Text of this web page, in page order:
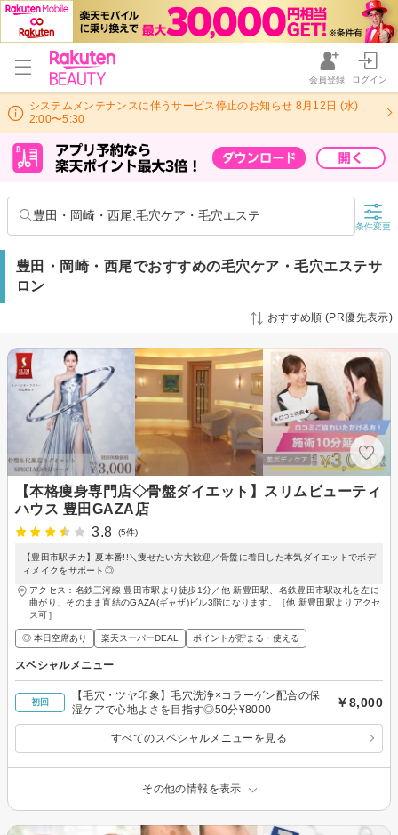
会員登録 ログイン
システムメンテナンスに伴うサービス停止のお知らせ 8月12日 (水)
2:00〜5:30
豊田・岡崎・西尾,毛穴ケア・毛穴エステ
条件変更
豊田・岡崎・西尾でおすすめの毛穴ケア・毛穴エステサ
ロン
おすすめ順 (PR優先表示)
【本格痩身専門店◇骨盤ダイエット】スリムビューティ
ハウス 豊田GAZA店
3.8
(5件)
【豊田市駅チカ】夏本番!!＼痩せたい方大歓迎／骨盤に着目した本気ダイエットでボデ
ィメイクをサポート◎
アクセス：名鉄三河線 豊田市駅より徒歩1分／他 新豊田駅、名鉄豊田市駅改札を左に
曲がり、そのまま直結のGAZA(ギャザ)ビル3階になります。［他 新豊田駅よりアクセ
ス可］
◎ 本日空席あり 楽天スーパーDEAL ポイントが貯まる・使える
スペシャルメニュー
初回
【毛穴・ツヤ印象】毛穴洗浄×コラーゲン配合の保
湿ケアで心地よさを目指す◎50分¥8000
￥8,000
すべてのスペシャルメニューを見る
その他の情報を表示